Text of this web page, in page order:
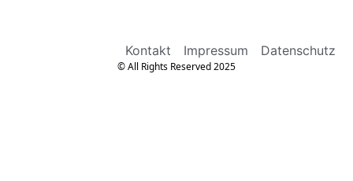
Kontakt Impressum Datenschutz
© All Rights Reserved 2025